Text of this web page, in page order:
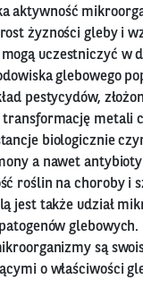
aktywność
żyzności gleby i
uczestniczyć w
glebowego
pestycydów,
metali
biologicznie
a nawet
roślin na choroby i
jest także udział
glebowych.
są
o właściwości